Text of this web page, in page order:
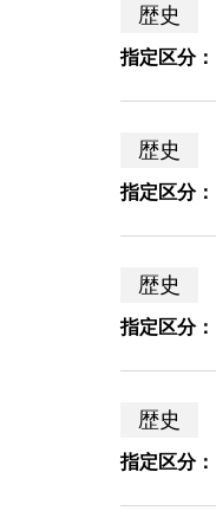
歴史
指定区分：
歴史
指定区分：
歴史
指定区分：
歴史
指定区分：